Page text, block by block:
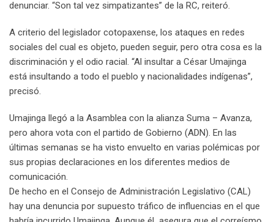
denunciar. “Son tal vez simpatizantes” de la RC, reiteró.
A criterio del legislador cotopaxense, los ataques en redes
sociales del cual es objeto, pueden seguir, pero otra cosa es la
discriminación y el odio racial. “Al insultar a César Umajinga
está insultando a todo el pueblo y nacionalidades indígenas”,
precisó.
Umajinga llegó a la Asamblea con la alianza Suma – Avanza,
pero ahora vota con el partido de Gobierno (ADN). En las
últimas semanas se ha visto envuelto en varias polémicas por
sus propias declaraciones en los diferentes medios de
comunicación.
De hecho en el Consejo de Administración Legislativo (CAL)
hay una denuncia por supuesto tráfico de influencias en el que